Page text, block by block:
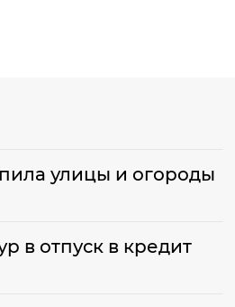
улицы и огороды
в отпуск в кредит